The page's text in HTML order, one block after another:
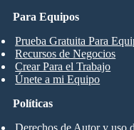
Para Equipos
Prueba Gratuita Para
Recursos de Negocios
Crear Para el Trabajo
Únete a mi Equipo
Políticas